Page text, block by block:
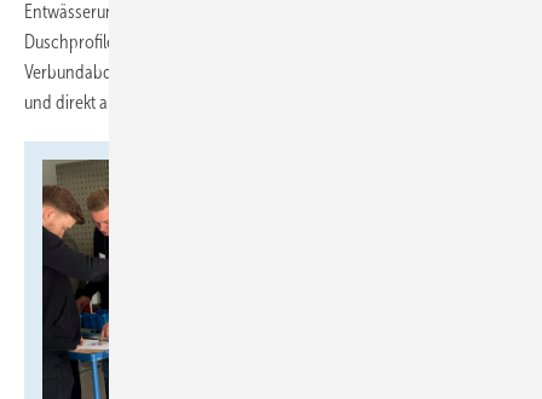
Entwässerungstechnik mit Fokus auf den fachgerechten Einbau von
Duschprofilen und -rinnen sowie die praktische Anwendung von
Verbundabdichtungen. Komplexe Inhalte wurden hier anschaulich
und direkt anwendbar vermittelt.